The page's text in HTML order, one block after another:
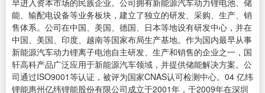
早进入资本市场的民族企业。公司拥有新能源汽车动力锂电池、储
能、输配电设备等业务板块，建立了独立的研发、采购、生产、销
售体系。公司在中国、美国、德国、日本等地设有研发中心，并在
中国、美国、印度、越南等国家布局生产基地。作为国内最早从事
新能源汽车动力锂离子电池自主研发、生产和销售的企业之一，国
轩高科产品广泛应用于新能源汽车领域，并提供储能解决方案。公
司通过ISO9001等认证，被评为国家CNAS认可检测中心。04 亿纬
锂能惠州亿纬锂能股份有限公司成立于2001年，于2009年在深圳